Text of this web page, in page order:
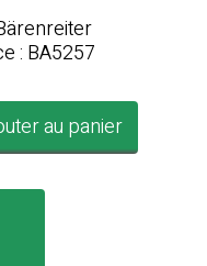
: BA5257
au panier